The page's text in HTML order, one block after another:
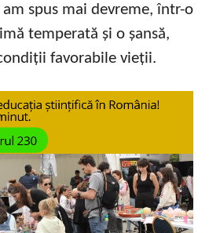
spus mai devreme, într-o
temperată și o șansă,
favorabile vieții.